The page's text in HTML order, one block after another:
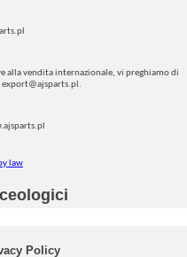
alla vendita internazionale, vi preghiamo di
law
Policy